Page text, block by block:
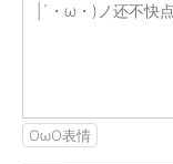
OωO表情